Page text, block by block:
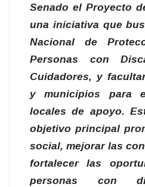
Senado el Proyecto
una iniciativa que
Nacional de
Personas con
Cuidadores, y
y municipios para
locales de apoyo.
objetivo principal
social, mejorar las
fortalecer las
personas con